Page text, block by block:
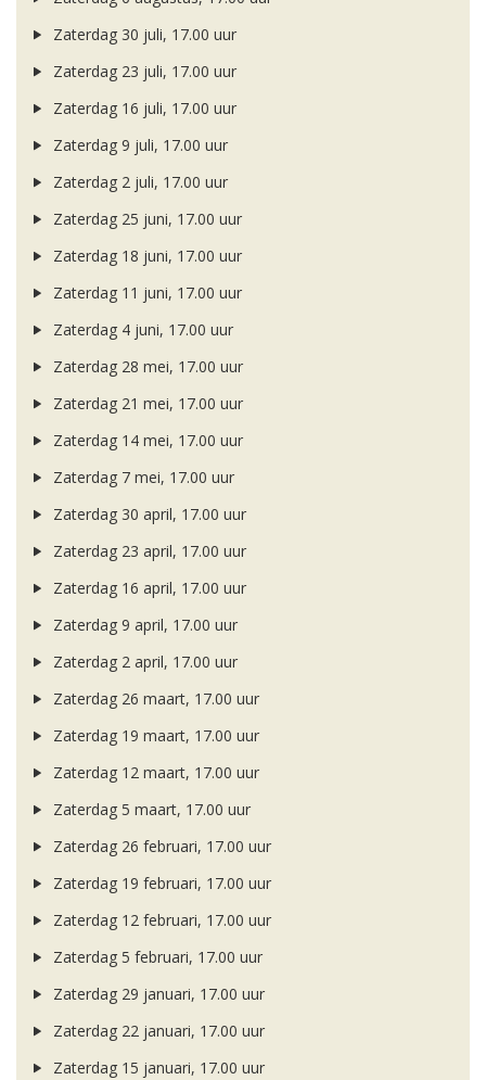
Zaterdag 30 juli, 17.00 uur
Zaterdag 23 juli, 17.00 uur
Zaterdag 16 juli, 17.00 uur
Zaterdag 9 juli, 17.00 uur
Zaterdag 2 juli, 17.00 uur
Zaterdag 25 juni, 17.00 uur
Zaterdag 18 juni, 17.00 uur
Zaterdag 11 juni, 17.00 uur
Zaterdag 4 juni, 17.00 uur
Zaterdag 28 mei, 17.00 uur
Zaterdag 21 mei, 17.00 uur
Zaterdag 14 mei, 17.00 uur
Zaterdag 7 mei, 17.00 uur
Zaterdag 30 april, 17.00 uur
Zaterdag 23 april, 17.00 uur
Zaterdag 16 april, 17.00 uur
Zaterdag 9 april, 17.00 uur
Zaterdag 2 april, 17.00 uur
Zaterdag 26 maart, 17.00 uur
Zaterdag 19 maart, 17.00 uur
Zaterdag 12 maart, 17.00 uur
Zaterdag 5 maart, 17.00 uur
Zaterdag 26 februari, 17.00 uur
Zaterdag 19 februari, 17.00 uur
Zaterdag 12 februari, 17.00 uur
Zaterdag 5 februari, 17.00 uur
Zaterdag 29 januari, 17.00 uur
Zaterdag 22 januari, 17.00 uur
Zaterdag 15 januari, 17.00 uur